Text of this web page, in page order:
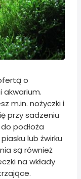
o
m.in. nożyczki i
przy sadzeniu
podłoża
lub żwirku
są również
na wkłady